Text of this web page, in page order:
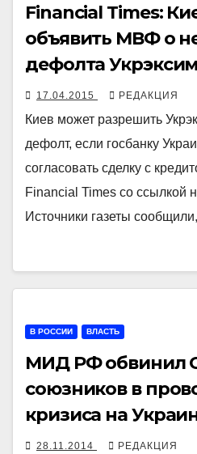
Financial Times:
объявить МВФ о
дефолта
17.04.2015 РЕДАКЦИЯ
Киев может разрешить
дефолт, если госбанку
согласовать сделку с
Financial Times со ссылкой
Источники газеты
В РОССИИ ВЛАСТЬ
МИД РФ обвинил
союзников в
кризиса на
28.11.2014 РЕДАКЦИЯ